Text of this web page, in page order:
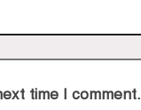
time I comment.